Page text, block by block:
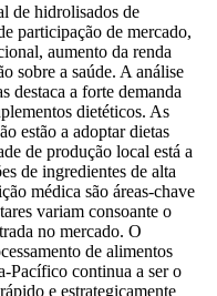
de hidrolisados ​​de
participação de mercado,
aumento da renda
sobre a saúde. A análise
destaca a forte demanda
dietéticos. As
estão a adoptar dietas
de produção local está a
de ingredientes de alta
médica são áreas-chave
variam consoante o
no mercado. O
de alimentos
Pacífico continua a ser o
e estrategicamente